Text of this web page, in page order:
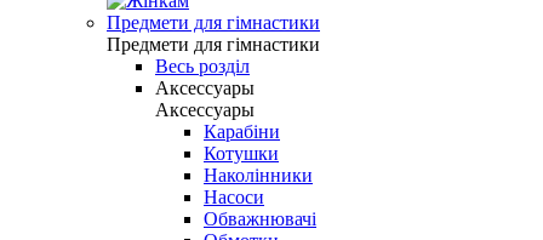
Предмети для гімнастики
Предмети для гімнастики
Весь розділ
Аксессуары
Аксессуары
Карабіни
Котушки
Наколінники
Насоси
Обважнювачі